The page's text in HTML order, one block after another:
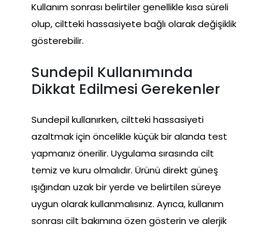
Kullanım sonrası belirtiler genellikle kısa süreli
olup, ciltteki hassasiyete bağlı olarak değişiklik
gösterebilir.
Sundepil Kullanımında
Dikkat Edilmesi Gerekenler
Sundepil kullanırken, ciltteki hassasiyeti
azaltmak için öncelikle küçük bir alanda test
yapmanız önerilir. Uygulama sırasında cilt
temiz ve kuru olmalıdır. Ürünü direkt güneş
ışığından uzak bir yerde ve belirtilen süreye
uygun olarak kullanmalısınız. Ayrıca, kullanım
sonrası cilt bakımına özen gösterin ve alerjik